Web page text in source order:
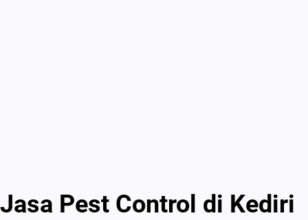
Jasa Pest Control di Kediri